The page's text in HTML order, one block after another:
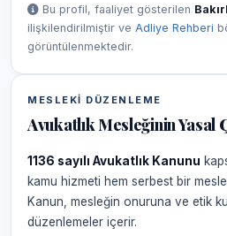
Bu profil, faaliyet gösterilen
ilişkilendirilmiştir ve Adliye Rehberi
görüntülenmektedir.
MESLEKI DÜZENLEME
Avukatlık Mesleğinin Yasal
1136 sayılı Avukatlık Kanunu
kamu hizmeti hem serbest bir
Kanun, mesleğin onuruna ve etik
düzenlemeler içerir.